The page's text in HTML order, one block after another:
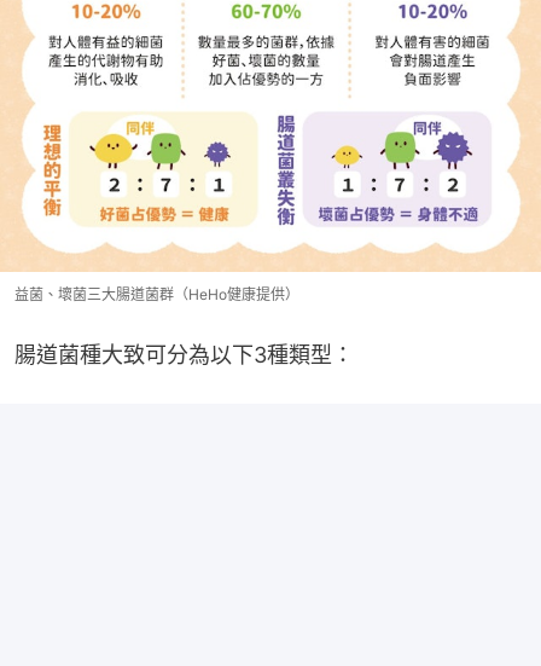
益菌、壞菌三大腸道菌群（HeHo健康提供）
腸道菌種大致可分為以下3種類型：